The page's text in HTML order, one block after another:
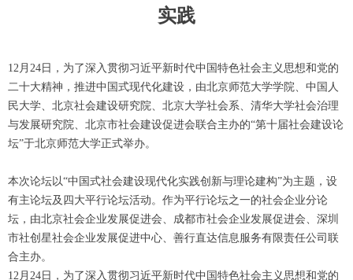
实践
12月24日，为了深入贯彻习近平新时代中国特色社会主义思想和党的
二十大精神，推进中国式现代化建设，由北京师范大学学院、中国人
民大学、北京社会建设研究院、北京大学社会系、清华大学社会治理
与发展研究院、北京市社会建设促进会联合主办的“第十届社会建设论
坛”于北京师范大学正式举办。
本次论坛以“中国式社会建设现代化实践创新与理论建构”为主题，设
有主论坛及四大平行论坛活动。作为平行论坛之一的社会企业分论
坛，由北京社会企业发展促进会、成都市社会企业发展促进会、深圳
市社创星社会企业发展促进中心、善行直达信息服务有限责任公司联
合主办。
12月24日，为了深入贯彻习近平新时代中国特色社会主义思想和党的